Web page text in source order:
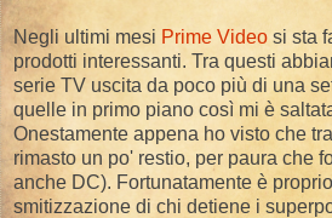
Negli ultimi mesi Prime Video si sta
prodotti interessanti. Tra questi
serie TV uscita da poco più di una
quelle in primo piano così mi è
Onestamente appena ho visto che
rimasto un po' restio, per paura che
anche DC). Fortunatamente è
smitizzazione di chi detiene i